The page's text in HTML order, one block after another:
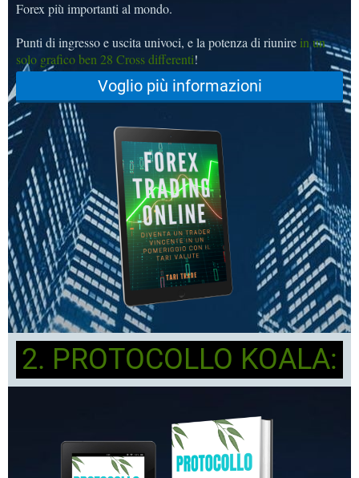
Forex più importanti al mondo.
Punti di ingresso e uscita univoci, e la potenza di riunire in un
solo grafico ben 28 Cross differenti!
Voglio più informazioni
2. PROTOCOLLO KOALA: